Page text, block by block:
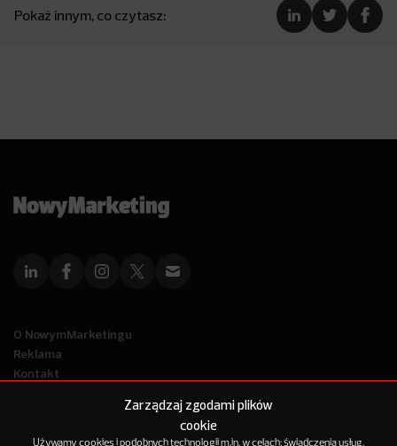
Zarządzaj zgodami plików
cookie
Używamy cookies i podobnych technologii m.in. w celach: świadczenia usług,
Pokaż innym, co czytasz:
O NowymMarketingu
Reklama
Kontakt